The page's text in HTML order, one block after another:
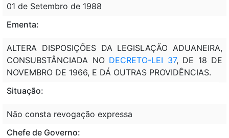
01 de Setembro de 1988
Ementa:
ALTERA DISPOSIÇÕES DA LEGISLAÇÃO ADUANEIRA,
CONSUBSTÂNCIADA NO DECRETO-LEI 37, DE 18 DE
NOVEMBRO DE 1966, E DÁ OUTRAS PROVIDÊNCIAS.
Situação:
Não consta revogação expressa
Chefe de Governo: